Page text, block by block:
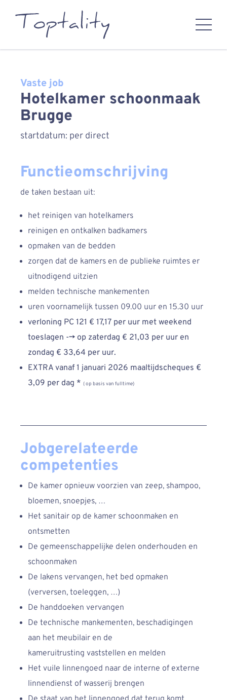
Hotelkamer schoonmaak
Brugge
Vaste job
startdatum: per direct
Functieomschrijving
de taken bestaan uit:
het reinigen van hotelkamers
reinigen en ontkalken badkamers
opmaken van de bedden
zorgen dat de kamers en de publieke ruimtes er
uitnodigend uitzien
melden technische mankementen
uren voornamelijk tussen 09.00 uur en 15.30 uur
verloning PC 121 € 17,17 per uur met weekend
toeslagen --> op zaterdag € 21,03 per uur en
zondag € 33,64 per uur.
EXTRA vanaf 1 januari 2026 maaltijdscheques €
3,09 per dag * ( op basis van fulltime)
Jobgerelateerde
competenties
De kamer opnieuw voorzien van zeep, shampoo,
bloemen, snoepjes, …
Het sanitair op de kamer schoonmaken en
ontsmetten
De gemeenschappelijke delen onderhouden en
schoonmaken
De lakens vervangen, het bed opmaken
(verversen, toeleggen, …)
De handdoeken vervangen
De technische mankementen, beschadigingen
aan het meubilair en de
kameruitrusting vaststellen en melden
Het vuile linnengoed naar de interne of externe
linnendienst of wasserij brengen